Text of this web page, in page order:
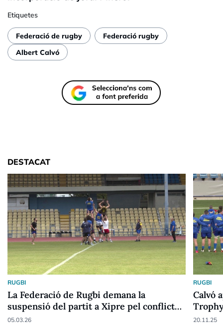
Etiquetes
Federació de rugby
Federació rugby
Albert Calvó
DESTACAT
RUGBI
La Federació de Rugbi demana la
suspensió del partit a Xipre pel conflicte
bèl·lic
05.03.26
RUGBI
Calvó
20.11.25